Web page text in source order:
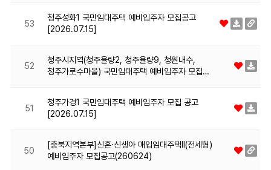
53
청주성화1 국민임대주택 예비입주자 모집공고
[2026.07.15]
52
청주시지역(청주율량2, 청주율량9, 청원내수,
청주가로수마을) 국민임대주택 예비입주자 모집…
51
청주가경1 국민임대주택 예비입주자 모집 공고
[2026.07.15]
50
[충북지역본부]신혼·신생아 매입임대주택Ⅱ(전세형)
예비입주자 모집공고(260624)